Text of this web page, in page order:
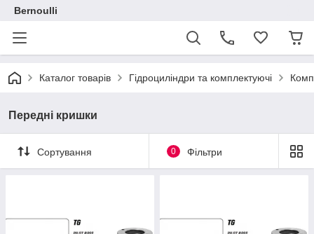
Bernoulli
Каталог товарів Гідроциліндри та комплектуючі
Передні кришки
Сортування 0 Фільтри